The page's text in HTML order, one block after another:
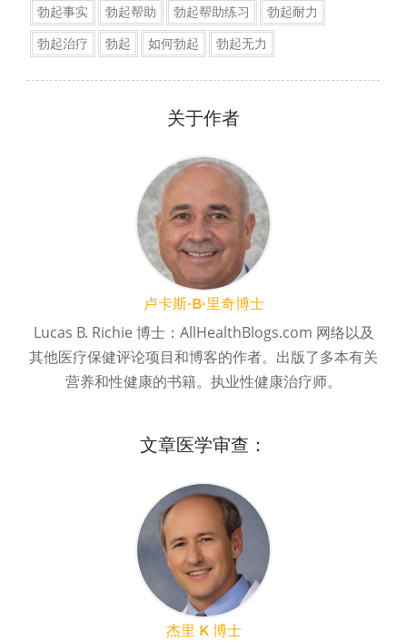
勃起事实 勃起帮助 勃起帮助练习
勃起耐力
勃起治疗
勃起 如何勃起 勃起无力
关于作者
卢卡斯·B·里奇博士
Lucas B. Richie 博士：AllHealthBlogs.com 网络以及
其他医疗保健评论项目和博客的作者。出版了多本有关
营养和性健康的书籍。执业性健康治疗师。
文章医学审查：
杰里 K 博士